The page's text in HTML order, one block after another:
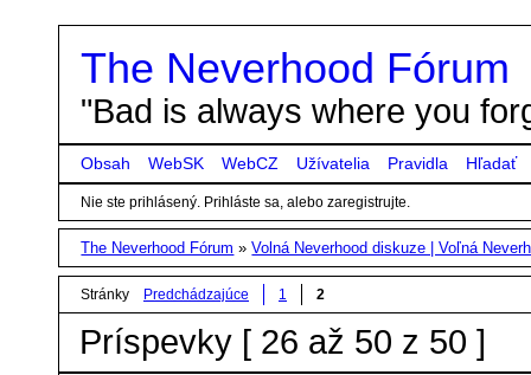
The Neverhood Fórum
"Bad is always where you
Obsah WebSK WebCZ Užívatelia Pravidla Hľadať
Nie ste prihlásený. Prihláste sa, alebo zaregistrujte.
The Neverhood Fórum »Volná Neverhood diskuze | Voľná
Stránky Predchádzajúce 1 2
Príspevky [ 26 až 50 z 50 ]